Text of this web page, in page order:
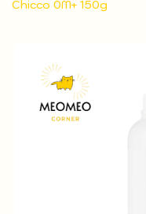
Chicco 0M+ 150g